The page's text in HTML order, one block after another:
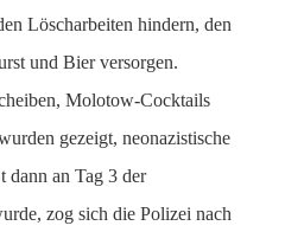
Löscharbeiten hindern, den
und Bier versorgen.
Molotow-Cocktails
gezeigt, neonazistische
dann an Tag 3 der
zog sich die Polizei nach